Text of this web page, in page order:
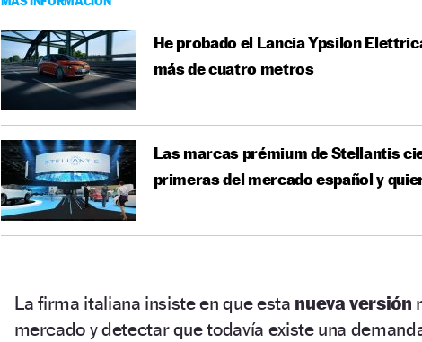
He probado el Lancia Ypsilon
más de cuatro metros
Las marcas prémium de Stellantis
primeras del mercado español y
La firma italiana insiste en que esta nueva versión
mercado y detectar que todavía existe una